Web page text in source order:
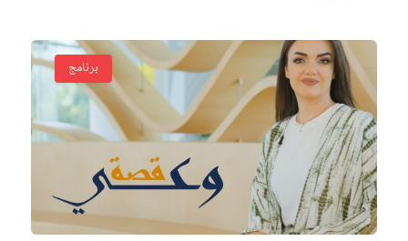
برنامج